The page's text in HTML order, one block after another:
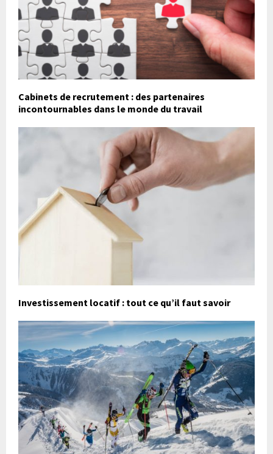
Cabinets de recrutement : des partenaires
incontournables dans le monde du travail
Investissement locatif : tout ce qu’il faut savoir